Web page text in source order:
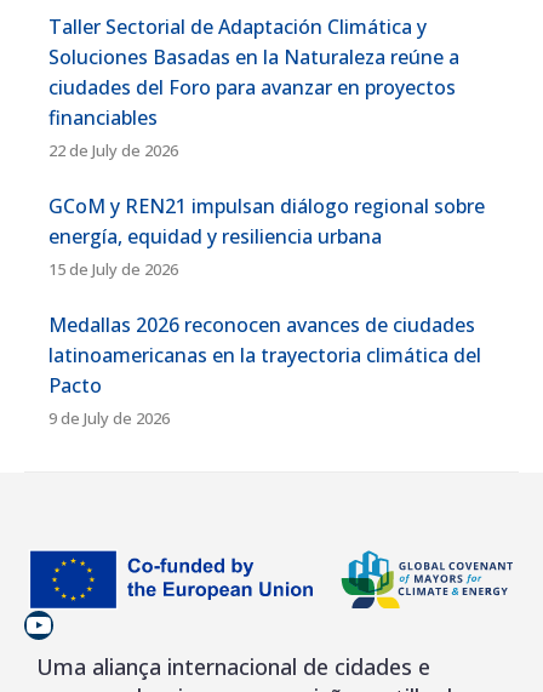
Taller Sectorial de Adaptación Climática y
Soluciones Basadas en la Naturaleza reúne a
ciudades del Foro para avanzar en proyectos
financiables
22 de July de 2026
GCoM y REN21 impulsan diálogo regional sobre
energía, equidad y resiliencia urbana
15 de July de 2026
Medallas 2026 reconocen avances de ciudades
latinoamericanas en la trayectoria climática del
Pacto
9 de July de 2026
YouTube
Uma aliança internacional de cidades e